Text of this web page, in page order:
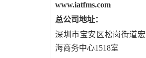
www.iatfms.com
总公司地址：
深圳市宝安区松岗街道宏
海商务中心1518室